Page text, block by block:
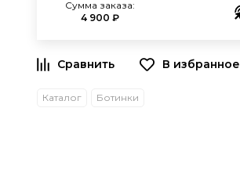
Сумма заказа:
4 900 ₽
В избранное
Каталог Ботинки